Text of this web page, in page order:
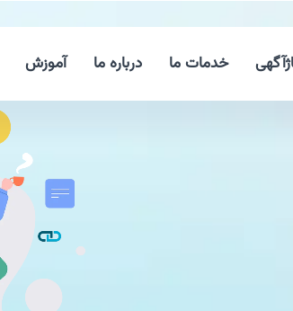
خدمات ما درباره ما آموزش